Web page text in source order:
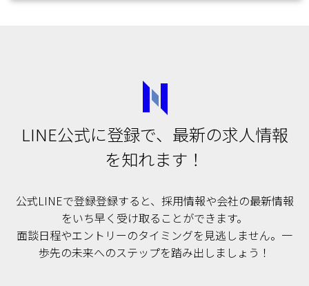
LINE公式に登録で、最新の求人情報
を知れます！
公式LINEで登録登録すると、採用情報や会社の最新情報
をいち早く受け取ることができます。
面談日程やエントリーのタイミングを見逃しません。一
歩先の未来へのステップを踏み出しましょう！